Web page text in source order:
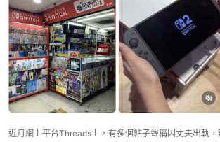
近月網上平台Threads上，有多個帖子聲稱因丈夫出軌